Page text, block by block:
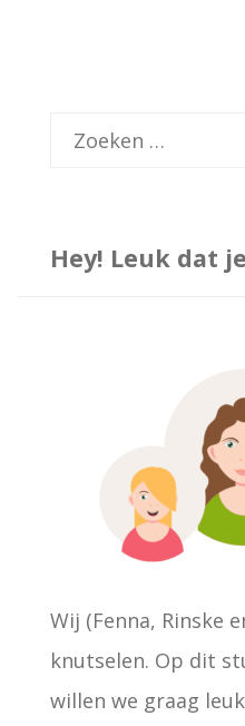
k
Hey! Leuk dat
Wij (Fenna, Rinske
knutselen. Op dit
willen we graag